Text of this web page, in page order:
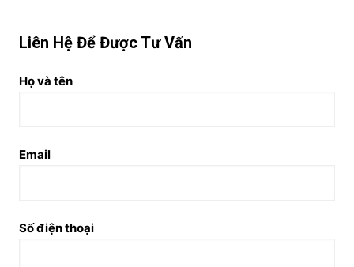
Liên Hệ Để Được Tư Vấn
Họ và tên
Email
Số điện thoại